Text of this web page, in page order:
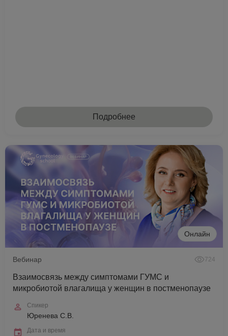
Подробнее
Онлайн
Вебинар 724
Взаимосвязь между симптомами ГУМС и
микробиотой влагалища у женщин в постменопаузе
Спикер
Юренева С.В.
Дата и время